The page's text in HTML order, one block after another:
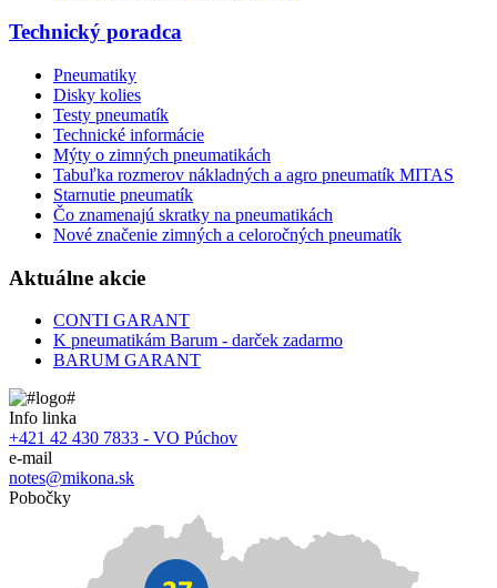
Technický poradca
Pneumatiky
Disky kolies
Testy pneumatík
Technické informácie
Mýty o zimných pneumatikách
Tabuľka rozmerov nákladných a agro pneumatík MITAS
Starnutie pneumatík
Čo znamenajú skratky na pneumatikách
Nové značenie zimných a celoročných pneumatík
Aktuálne akcie
CONTI GARANT
K pneumatikám Barum - darček zadarmo
BARUM GARANT
Info linka
+421 42 430 7833 - VO Púchov
e-mail
notes@mikona.sk
Pobočky